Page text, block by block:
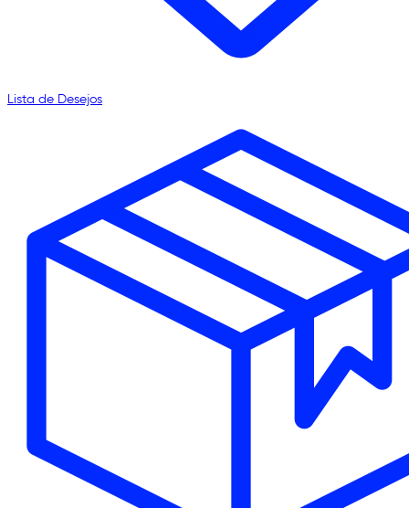
Lista de Desejos